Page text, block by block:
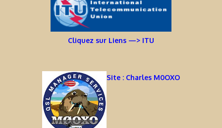
Cliquez sur Liens —> ITU
Site : Charles M0OXO